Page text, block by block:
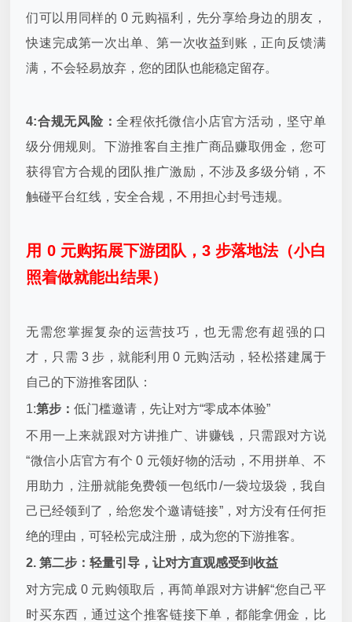
们可以用同样的 0 元购福利，先分享给身边的朋友，
快速完成第一次出单、第一次收益到账，正向反馈满
满，不会轻易放弃，您的团队也能稳定留存。
4:合规无风险：全程依托微信小店官方活动，坚守单
级分佣规则。下游推客自主推广商品赚取佣金，您可
获得官方合规的团队推广激励，不涉及多级分销，不
触碰平台红线，安全合规，不用担心封号违规。
用 0 元购拓展下游团队，3 步落地法（小白
照着做就能出结果）
无需您掌握复杂的运营技巧，也无需您有超强的口
才，只需 3 步，就能利用 0 元购活动，轻松搭建属于
自己的下游推客团队：
1:第步：低门槛邀请，先让对方“零成本体验”
不用一上来就跟对方讲推广、讲赚钱，只需跟对方说
“微信小店官方有个 0 元领好物的活动，不用拼单、不
用助力，注册就能免费领一包纸巾/一袋垃圾袋，我自
己已经领到了，给您发个邀请链接”，对方没有任何拒
绝的理由，可轻松完成注册，成为您的下游推客。
2. 第二步：轻量引导，让对方直观感受到收益
对方完成 0 元购领取后，再简单跟对方讲解“您自己平
时买东西，通过这个推客链接下单，都能拿佣金，比